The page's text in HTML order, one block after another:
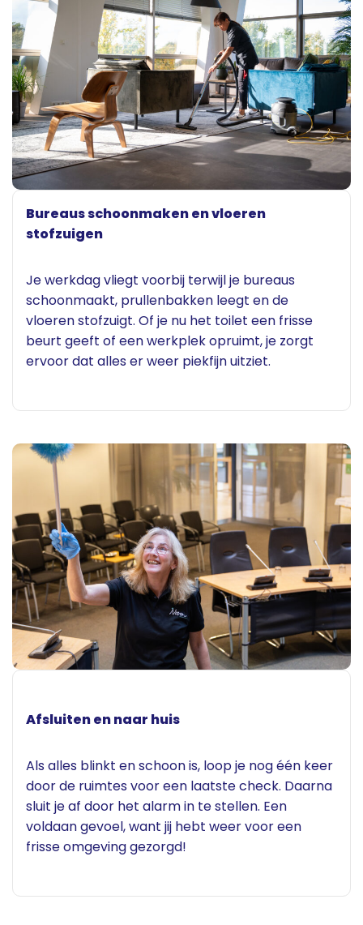
Bureaus schoonmaken en vloeren
stofzuigen
Je werkdag vliegt voorbij terwijl je bureaus
schoonmaakt, prullenbakken leegt en de
vloeren stofzuigt. Of je nu het toilet een frisse
beurt geeft of een werkplek opruimt, je zorgt
ervoor dat alles er weer piekfijn uitziet.
Afsluiten en naar huis
Als alles blinkt en schoon is, loop je nog één keer
door de ruimtes voor een laatste check. Daarna
sluit je af door het alarm in te stellen. Een
voldaan gevoel, want jij hebt weer voor een
frisse omgeving gezorgd!